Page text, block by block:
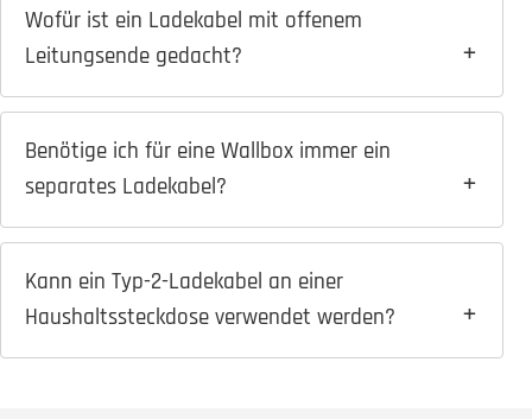
Wofür ist ein Ladekabel mit offenem
Leitungsende gedacht?
Benötige ich für eine Wallbox immer ein
separates Ladekabel?
Kann ein Typ-2-Ladekabel an einer
Haushaltssteckdose verwendet werden?